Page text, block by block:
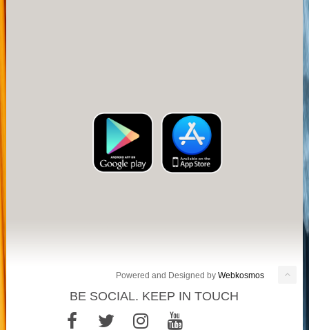
Powered and Designed byWebkosmos
BE SOCIAL. KEEP IN TOUCH